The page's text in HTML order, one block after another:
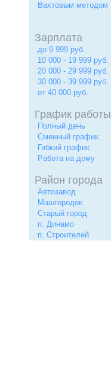
Вахтовым методом
Зарплата
до 9 999 руб.
10 000 - 19 999 руб.
20 000 - 29 999 руб.
30 000 - 39 999 руб.
от 40 000 руб.
График работы
Полный день
Сменный график
Гибкий график
Работа на дому
Район города
Автозавод
Машгородок
Старый город
п. Динамо
п. Строителей